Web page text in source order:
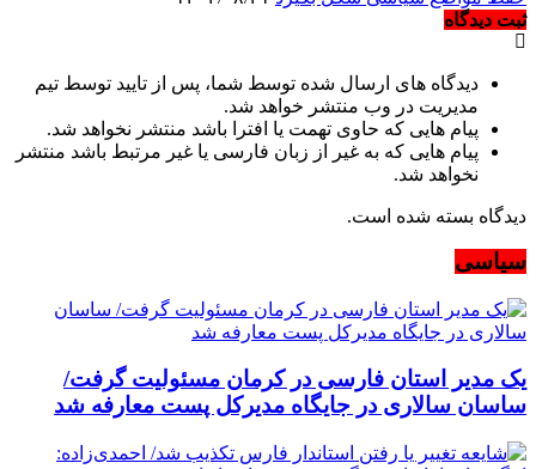
ثبت دیدگاه
دیدگاه های ارسال شده توسط شما، پس از تایید توسط تیم
مدیریت در وب منتشر خواهد شد.
پیام هایی که حاوی تهمت یا افترا باشد منتشر نخواهد شد.
پیام هایی که به غیر از زبان فارسی یا غیر مرتبط باشد منتشر
نخواهد شد.
دیدگاه بسته شده است.
سیاسی
یک مدیر استان فارسی در کرمان مسئولیت گرفت/
ساسان سالاری در جایگاه مدیرکل پست معارفه شد